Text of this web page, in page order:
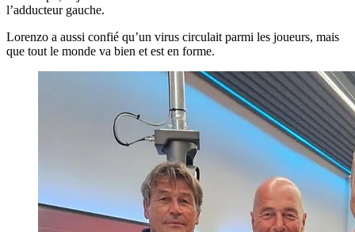
l’adducteur gauche.
Lorenzo a aussi confié qu’un virus circulait parmi les joueurs, mais
que tout le monde va bien et est en forme.